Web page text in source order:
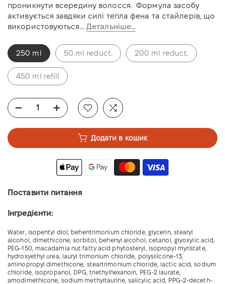
проникнути всередину волосся. Формула засобу
активується завдяки силі тепла фена та стайлерів, що
використовуються...Детальніше...
250 ml 50 ml reduct. 200 ml reduct.
450 ml refill
Додати в кошик
Поставити питання
Інгредієнти:
Water, isopentyl diol, behentrimonium chloride, glycerin, stearyl
alcohol, dimethicone, sorbitol, behenyl alcohol, cetanol, glyoxylic acid,
PEG-150, macadamia nut fatty acid phytosteryl, isopropyl myristate,
hydroxyethyl urea, lauryl trimonium chloride, polysilicone-13,
aminopropyl dimethicone, steartrimonium chloride, lactic acid, sodium
chloride, isopropanol, DPG, triethylhexanoin, PEG-2 laurate,
amodimethicone, sodium methyltaurine, salicylic acid, PPG-2-deceth-